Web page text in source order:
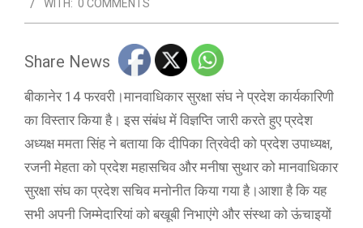
WITH: 0 COMMENTS
Share News
बीकानेर 14 फरवरी।मानवाधिकार सुरक्षा संघ ने प्रदेश कार्यकारिणी
का विस्तार किया है। इस संबंध में विज्ञप्ति जारी करते हुए प्रदेश
अध्यक्ष ममता सिंह ने बताया कि दीपिका त्रिवेदी को प्रदेश उपाध्यक्ष,
रजनी मेहता को प्रदेश महासचिव और मनीषा सुथार को मानवाधिकार
सुरक्षा संघ का प्रदेश सचिव मनोनीत किया गया है।आशा है कि यह
सभी अपनी जिम्मेदारियां को बखूबी निभाएंगे और संस्था को ऊंचाइयों